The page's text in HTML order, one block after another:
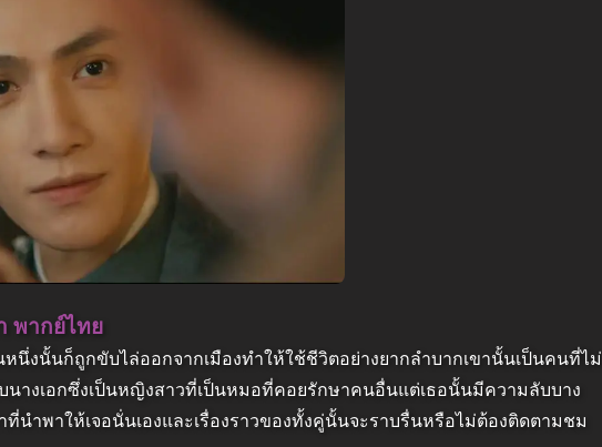
พากย์ไทย
หนึ่งนั้นก็ถูกขับไล่ออกจากเมืองทำให้ใช้ชีวิตอย่างยากลำบากเขานั้นเป็นคนที่ไม่
างเอกซึ่งเป็นหญิงสาวที่เป็นหมอที่คอยรักษาคนอื่นแต่เธอนั้นมีความลับบาง
นำพาให้เจอนั่นเองและเรื่องราวของทั้งคู่นั้นจะราบรื่นหรือไม่ต้องติดตามชม